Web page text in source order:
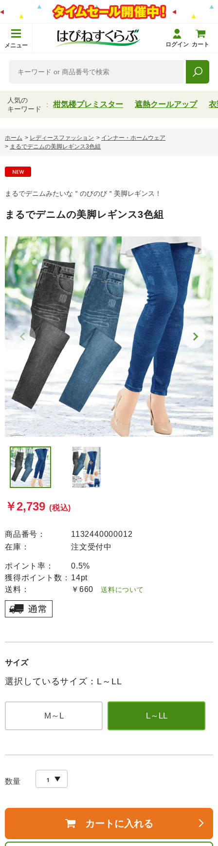
メニュー ログイン カート
人気の
キーワード
柑気楼プレミスター 遮熱クールアップ 衣
ホーム > レディースファッション > インナー・ホームウェア
> まるでデニムの美脚レギンス3色組
まるでデニムみたいな＂のびのび＂美脚レギンス！
まるでデニムの美脚レギンス3色組
￥2,739 (税込)
商品番号：
1132440000012
在庫：
注文受付中
ポイント率：
0.5%
獲得ポイント数： 14pt
送料：
￥660 送料について
サイズ
選択しているサイズ：L～LL
M～L L～LL
数量
カートに入れる